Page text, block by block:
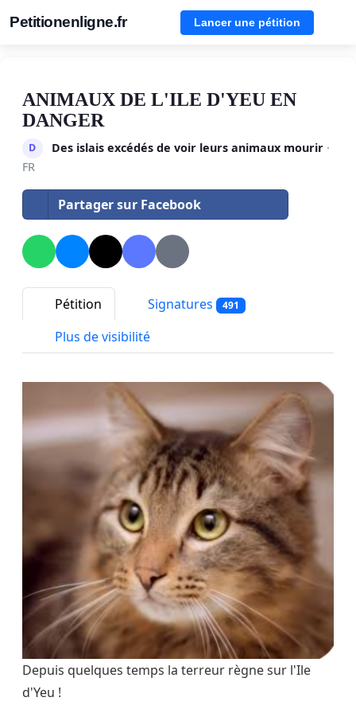
Petitionenligne.fr Lancer une pétition
ANIMAUX DE L'ILE D'YEU EN
DANGER
D Des islais excédés de voir leurs animaux mourir·
FR
Partager sur Facebook
Pétition Signatures 491
Plus de visibilité
Depuis quelques temps la terreur règne sur l'Ile
d'Yeu !